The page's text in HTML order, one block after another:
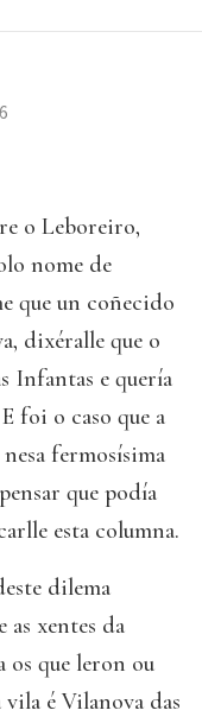
o Leboreiro,
nome de
que un coñecido
dixéralle que o
Infantas e quería
foi o caso que a
fermosísima
que podía
esta columna.
dilema
xentes da
os que leron ou
é Vilanova das